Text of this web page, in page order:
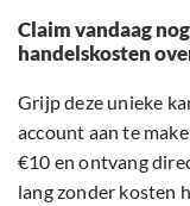
Claim vandaag
handelskosten
Grijp deze unieke
account aan te
€10 en ontvang
lang zonder kosten